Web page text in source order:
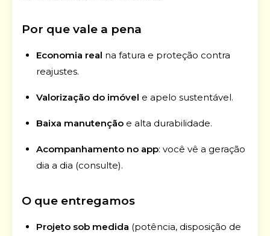
Por que vale a pena
Economia real na fatura e proteção contra
reajustes.
Valorização do imóvel e apelo sustentável.
Baixa manutenção e alta durabilidade.
Acompanhamento no app: você vê a geração
dia a dia (consulte).
O que entregamos
Projeto sob medida (potência, disposição de